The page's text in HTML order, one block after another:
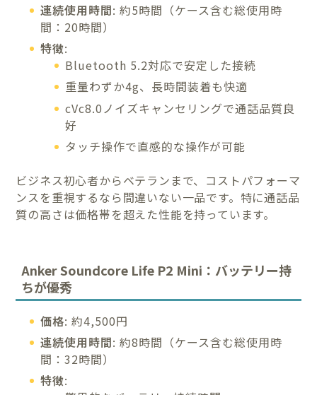
連続使用時間: 約5時間（ケース含む総使用時
間：20時間）
特徴:
Bluetooth 5.2対応で安定した接続
重量わずか4g、長時間装着も快適
cVc8.0ノイズキャンセリングで通話品質良
好
タッチ操作で直感的な操作が可能
ビジネス初心者からベテランまで、コストパフォーマ
ンスを重視するなら間違いない一品です。特に通話品
質の高さは価格帯を超えた性能を持っています。
Anker Soundcore Life P2 Mini：バッテリー持
ちが優秀
価格: 約4,500円
連続使用時間: 約8時間（ケース含む総使用時
間：32時間）
特徴: